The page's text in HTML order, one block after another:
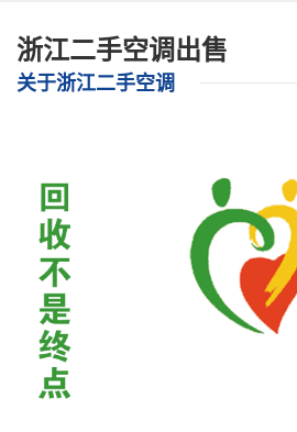
浙江二手空调出售
关于浙江二手空调